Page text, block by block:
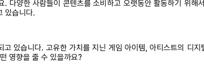
다양한 사람들이 콘텐츠를 소비하고 오랫동안 활동하기 위
있습니다.
있습니다. 고유한 가치를 지닌 게임 아이템, 아티스트의 디
영향을 줄 수 있을까요?